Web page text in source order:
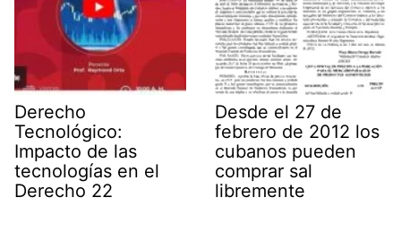
Derecho
Tecnológico:
Impacto de las
tecnologías en el
Derecho 22
Desde el 27 de
febrero de 2012 los
cubanos pueden
comprar sal
libremente